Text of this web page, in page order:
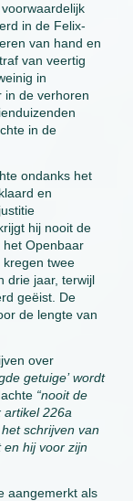
in de Felix-
van hand en
van veertig
in
in de verhoren
in de
ondanks het
en
hij nooit de
het Openbaar
kregen twee
drie jaar, terwijl
geëist. De
de lengte van
over
getuige’ wordt
“nooit de
artikel 226a
schrijven van
hij voor zijn
aangemerkt als